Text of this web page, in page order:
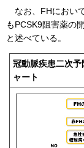
なお、FHにおい
もPCSK9阻害薬の
と述べている。
冠動脈疾患二次
ャート